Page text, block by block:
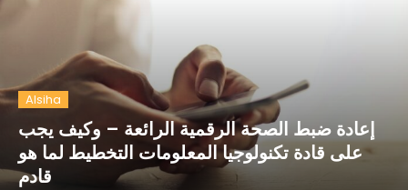
Alsiha
إعادة ضبط الصحة الرقمية الرائعة – وكيف يجب
على قادة تكنولوجيا المعلومات التخطيط لما هو
قادم